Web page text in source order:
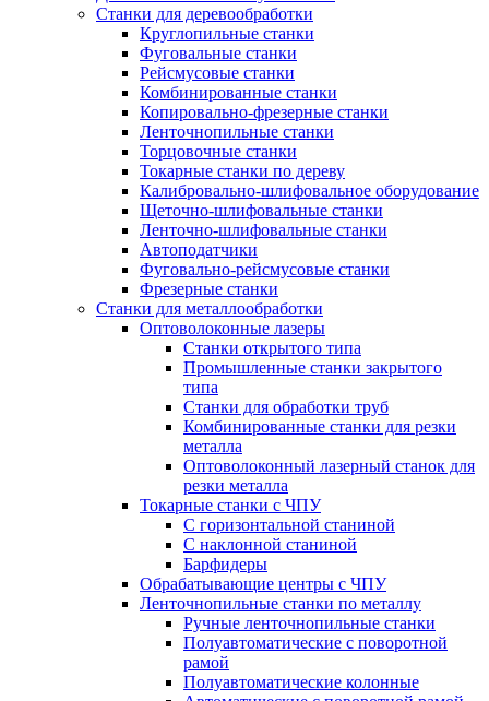
Станки для деревообработки
Круглопильные станки
Фуговальные станки
Рейсмусовые станки
Комбинированные станки
Копировально-фрезерные станки
Ленточнопильные станки
Торцовочные станки
Токарные станки по дереву
Калибровально-шлифовальное оборудование
Щеточно-шлифовальные станки
Ленточно-шлифовальные станки
Автоподатчики
Фуговально-рейсмусовые станки
Фрезерные станки
Станки для металлообработки
Оптоволоконные лазеры
Станки открытого типа
Промышленные станки закрытого
типа
Станки для обработки труб
Комбинированные станки для резки
металла
Оптоволоконный лазерный станок для
резки металла
Токарные станки с ЧПУ
С горизонтальной станиной
С наклонной станиной
Барфидеры
Обрабатывающие центры с ЧПУ
Ленточнопильные станки по металлу
Ручные ленточнопильные станки
Полуавтоматические с поворотной
рамой
Полуавтоматические колонные